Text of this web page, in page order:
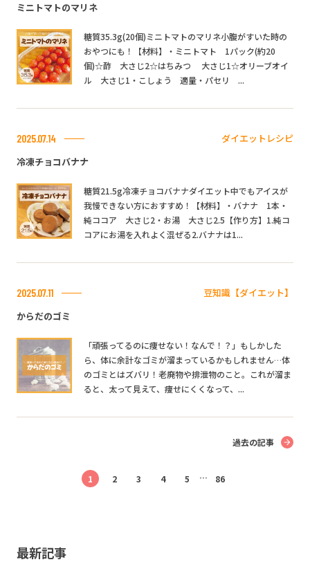
ミニトマトのマリネ
糖質35.3g(20個)ミニトマトのマリネ小腹がすいた時の
おやつにも！【材料】・ミニトマト 1パック(約20
個)☆酢 大さじ2☆はちみつ 大さじ1☆オリーブオイ
ル 大さじ1・こしょう 適量・パセリ ...
2025.07.14
ダイエットレシピ
冷凍チョコバナナ
糖質21.5g冷凍チョコバナナダイエット中でもアイスが
我慢できない方におすすめ！【材料】・バナナ 1本・
純ココア 大さじ2・お湯 大さじ2.5【作り方】1.純コ
コアにお湯を入れよく混ぜる2.バナナは1...
2025.07.11
豆知識【ダイエット】
からだのゴミ
「頑張ってるのに痩せない！なんで！？」もしかした
ら、体に余計なゴミが溜まっているかもしれません…体
のゴミとはズバリ！老廃物や排泄物のこと。これが溜ま
ると、太って見えて、痩せにくくなって、...
1 2 3 4 5 … 86
過去の記事
最新記事